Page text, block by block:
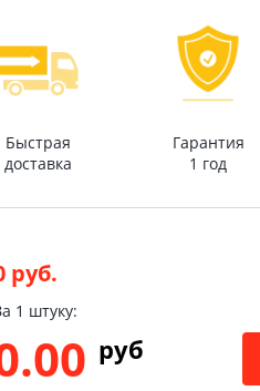
Быстрая
доставка
Гарантия
1 год
руб.
1 штуку:
pуб